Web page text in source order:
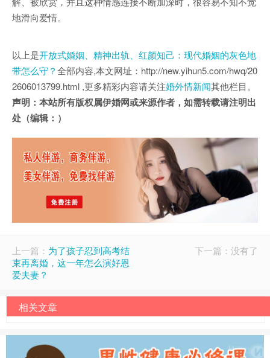
地滑向爱情。
以上是开放式婚姻、精神出轨、红颜知己：现代婚姻的灰色地
带怎么守？全部内容,本文网址：http://new.yihun5.com/hwq/20
2606013799.html ,更多精彩内容请关注婚外情新闻其他栏目。
声明：本站所有版权属伊婚网或来源作者，如需转载请注明出
处（编辑：）
上一篇： 为了孩子忍到高考结
束再离婚，这一年怎么演好恩
爱夫妻？
下一篇：没有了
相关文章